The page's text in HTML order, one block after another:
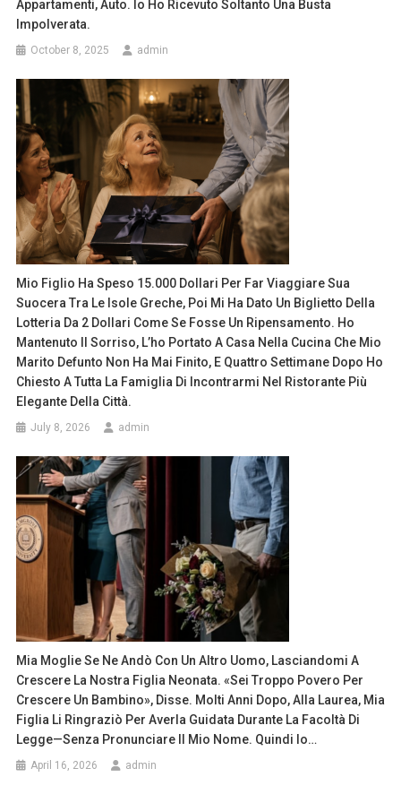
Appartamenti, Auto. Io Ho Ricevuto Soltanto Una Busta
Impolverata.
October 8, 2025 admin
Mio Figlio Ha Speso 15.000 Dollari Per Far Viaggiare Sua
Suocera Tra Le Isole Greche, Poi Mi Ha Dato Un Biglietto Della
Lotteria Da 2 Dollari Come Se Fosse Un Ripensamento. Ho
Mantenuto Il Sorriso, L’ho Portato A Casa Nella Cucina Che Mio
Marito Defunto Non Ha Mai Finito, E Quattro Settimane Dopo Ho
Chiesto A Tutta La Famiglia Di Incontrarmi Nel Ristorante Più
Elegante Della Città.
July 8, 2026 admin
Mia Moglie Se Ne Andò Con Un Altro Uomo, Lasciandomi A
Crescere La Nostra Figlia Neonata. «Sei Troppo Povero Per
Crescere Un Bambino», Disse. Molti Anni Dopo, Alla Laurea, Mia
Figlia Li Ringraziò Per Averla Guidata Durante La Facoltà Di
Legge—Senza Pronunciare Il Mio Nome. Quindi Io…
April 16, 2026 admin